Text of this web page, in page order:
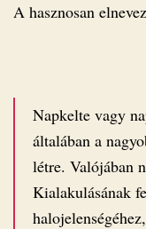
A hasznosan
Napkelte vagy
általában a
létre. Valójában
Kialakulásának